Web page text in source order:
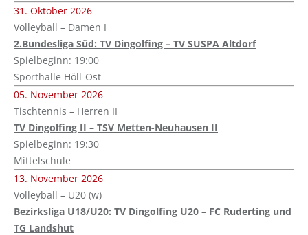
31. Oktober 2026
Volleyball – Damen I
2.Bundesliga Süd: TV Dingolfing – TV SUSPA Altdorf
Spielbeginn: 19:00
Sporthalle Höll-Ost
05. November 2026
Tischtennis – Herren II
TV Dingolfing II – TSV Metten-Neuhausen II
Spielbeginn: 19:30
Mittelschule
13. November 2026
Volleyball – U20 (w)
Bezirksliga U18/U20: TV Dingolfing U20 – FC Ruderting und
TG Landshut